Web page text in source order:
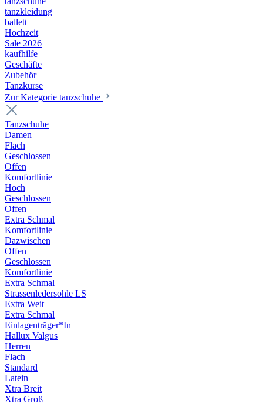
tanzkleidung
ballett
Hochzeit
Sale 2026
kaufhilfe
Geschäfte
Zubehör
Tanzkurse
Zur Kategorie tanzschuhe
Tanzschuhe
Damen
Flach
Geschlossen
Offen
Komfortlinie
Hoch
Geschlossen
Offen
Extra Schmal
Komfortlinie
Dazwischen
Offen
Geschlossen
Komfortlinie
Extra Schmal
Strassenledersohle LS
Extra Weit
Extra Schmal
Einlagenträger*In
Hallux Valgus
Herren
Flach
Standard
Latein
Xtra Breit
Xtra Groß